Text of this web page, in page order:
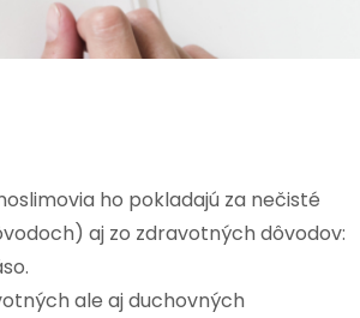
ho pokladajú za nečisté
aj zo zdravotných dôvodov:
ale aj duchovných